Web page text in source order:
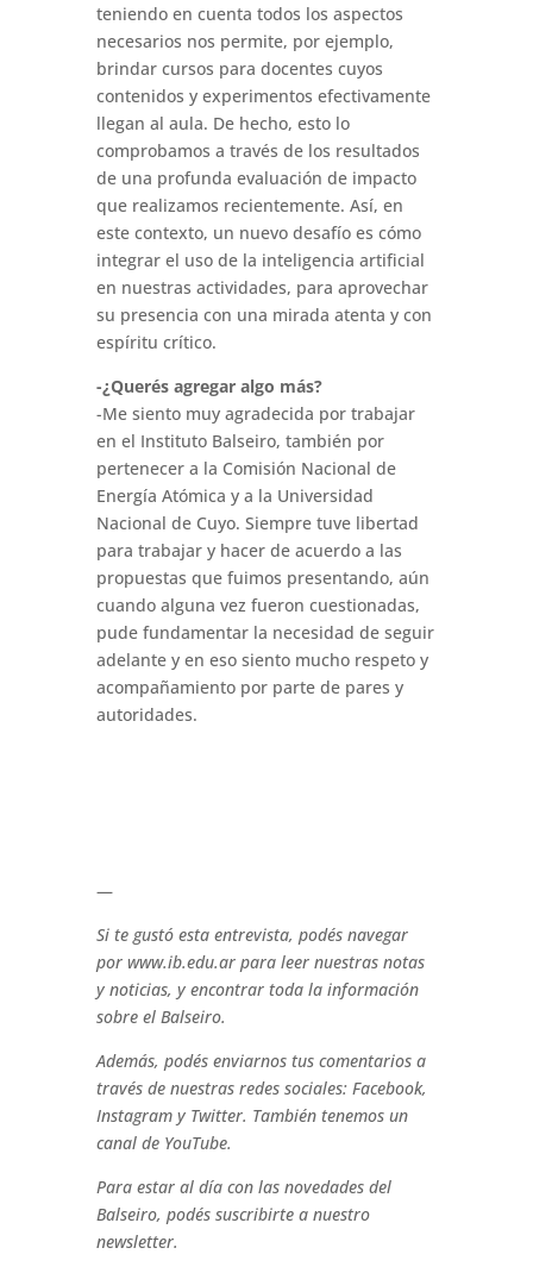
teniendo en cuenta todos los aspectos
necesarios nos permite, por ejemplo,
brindar cursos para docentes cuyos
contenidos y experimentos efectivamente
llegan al aula. De hecho, esto lo
comprobamos a través de los resultados
de una profunda evaluación de impacto
que realizamos recientemente. Así, en
este contexto, un nuevo desafío es cómo
integrar el uso de la inteligencia artificial
en nuestras actividades, para aprovechar
su presencia con una mirada atenta y con
espíritu crítico.
-¿Querés agregar algo más?
-Me siento muy agradecida por trabajar
en el Instituto Balseiro, también por
pertenecer a la Comisión Nacional de
Energía Atómica y a la Universidad
Nacional de Cuyo. Siempre tuve libertad
para trabajar y hacer de acuerdo a las
propuestas que fuimos presentando, aún
cuando alguna vez fueron cuestionadas,
pude fundamentar la necesidad de seguir
adelante y en eso siento mucho respeto y
acompañamiento por parte de pares y
autoridades.
—
Si te gustó esta entrevista, podés navegar
por www.ib.edu.ar para leer nuestras notas
y noticias, y encontrar toda la información
sobre el Balseiro.
Además, podés enviarnos tus comentarios a
través de nuestras redes sociales: Facebook,
Instagram y Twitter. También tenemos un
canal de YouTube.
Para estar al día con las novedades del
Balseiro, podés suscribirte a nuestro
newsletter.